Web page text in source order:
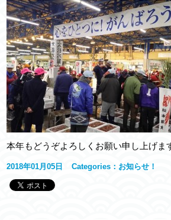
本年もどうぞよろしくお願い申し上げま
2018年01月05日 Categories： お知らせ！